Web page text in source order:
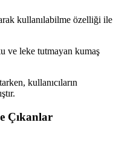
kullanılabilme özelliği ile
ve leke tutmayan kumaş
kullanıcıların
Çıkanlar